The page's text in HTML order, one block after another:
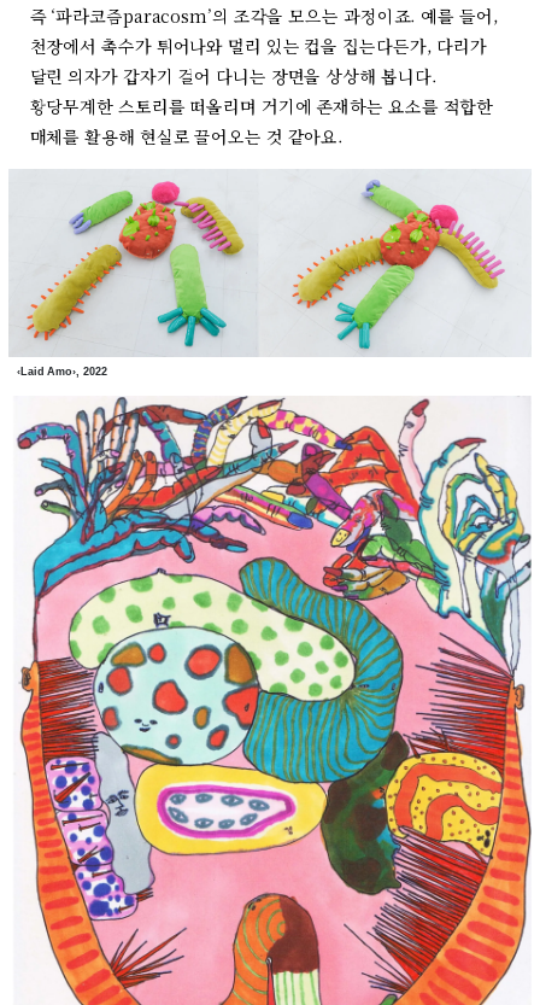
즉 ‘파라코즘paracosm’의 조각을 모으는 과정이죠. 예를 들어,
천장에서 촉수가 튀어나와 멀리 있는 컵을 집는다든가, 다리가
달린 의자가 갑자기 걸어 다니는 장면을 상상해 봅니다.
황당무계한 스토리를 떠올리며 거기에 존재하는 요소를 적합한
매체를 활용해 현실로 끌어오는 것 같아요.
‹Laid Amo›, 2022